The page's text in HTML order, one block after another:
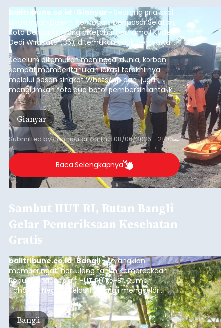
balitribune.co.id I Gianyar - Seorang pria asal
Lingkungan Dalem, Pemogan, Denpasar Selatan,
Kota Denpasar, yang diketahui bernama I Kadek
Dedi Wiranata (35), ditemukan tidak bernyawa di
pesisir Pantai Purnama, Sukawati.
Sebelum ditemukan meninggal dunia, korban
sempat memberitahukan lokasi terakhirnya
melalui pesan singkat WhatsApp dan juga
mengirimkan foto dua botol pembersih lantai ke
istrinya.
Gianyar
Submitted bycontributoronThu, 08/06/2026 - 21:06
Baca Selengkapnya
Sambut HUT RI, Rutan Bangli
Gelar Pemeriksaan Kesehatan
Gratis
balitribune.co.id I Bangli -Serangkian
memperingati hari ulang tahun Kemerdekaan
Republik Indonesia ( HUT RI) ke-81, Rumah
Tahanan Negara Kelas II B Bangli menggelar
kegiatan pemeriksaan kesehatan gratis, Rabu
(6/8/2026).
Bangli